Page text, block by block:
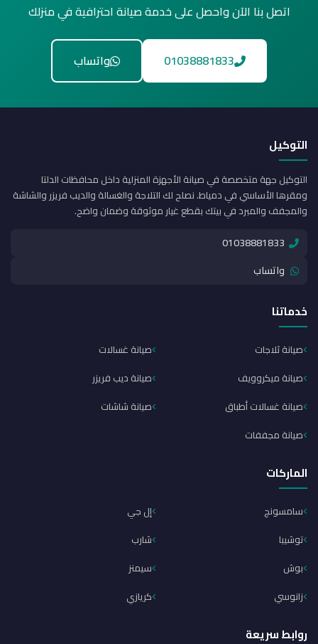
اتصل بنا الآن واحصل على خدمة صيانة احترافية في منزلك
01038881833 واتساب
التوكيل
التوكيل جهة متخصصة في صيانة الأجهزة المنزلية داخل محافظات الدلتا
ومقرها الأساسي في دمياط. نصلح لك التلاجة والغسالة والديب فريزر والشاشة
والمجفف والمبرد في بيتك بقطع غيار موثوقة وضمان واضح.
01038881833
واتساب
خدماتنا
صيانة ثلاجات
صيانة غسالات
صيانة ميكروويف
صيانة ديب فريزر
صيانة غسالات أطباق
صيانة شاشات
صيانة مجففات
الماركات
سامسونج
إل جي
توشيبا
شارب
بوش
سيمنز
زانوسي
كريازي
روابط سريعة